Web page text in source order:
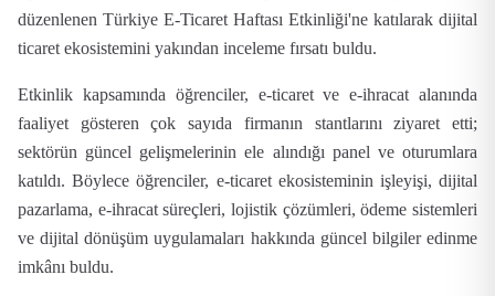
düzenlenen Türkiye E-Ticaret Haftası Etkinliği'ne katılarak dijital
ticaret ekosistemini yakından inceleme fırsatı buldu.
Etkinlik kapsamında öğrenciler, e-ticaret ve e-ihracat alanında
faaliyet gösteren çok sayıda firmanın stantlarını ziyaret etti;
sektörün güncel gelişmelerinin ele alındığı panel ve oturumlara
katıldı. Böylece öğrenciler, e-ticaret ekosisteminin işleyişi,dijital
pazarlama, e-ihracat süreçleri,lojistik çözümleri,ödeme sistemleri
vedijital dönüşüm uygulamaları hakkında güncel bilgiler edinme
imkânı buldu.